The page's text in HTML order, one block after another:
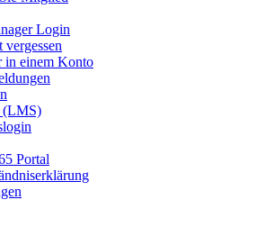
Login
vergessen
in einem Konto
(LMS)
Portal